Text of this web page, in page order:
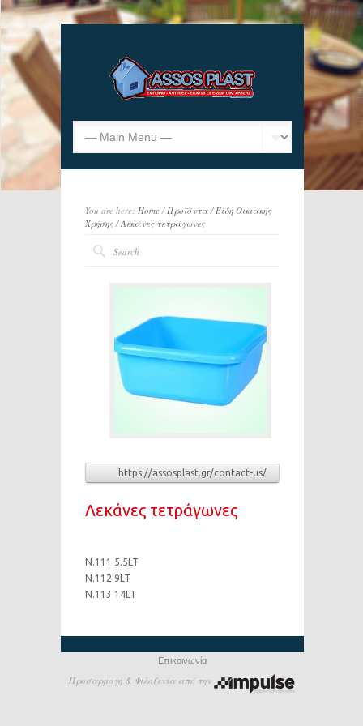
You are here: Home/ Προϊόντα/ Είδη Οικιακής
Χρήσης/Λεκάνες τετράγωνες
https://assosplast.gr/contact-us/
Λεκάνες τετράγωνες
N.111 5.5LT
N.112 9LT
N.113 14LT
Επικοινωνία
Προσαρμογή & Φιλοξενία από την